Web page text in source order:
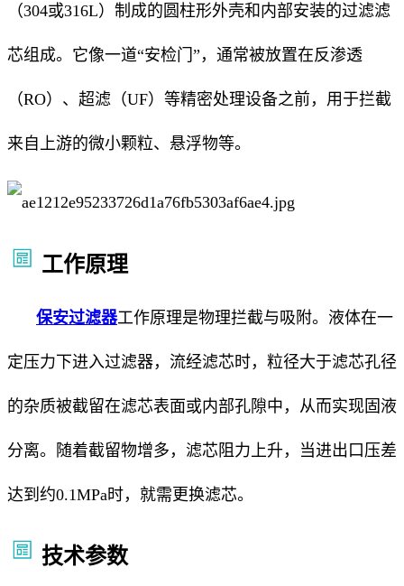
（304或316L）制成的圆柱形外壳和内部安装的过滤滤
芯组成。它像一道“安检门”，通常被放置在反渗透
（RO）、超滤（UF）等精密处理设备之前，用于拦截
来自上游的微小颗粒、悬浮物等。
工作原理
保安过滤器工作原理是物理拦截与吸附。液体在一
定压力下进入过滤器，流经滤芯时，粒径大于滤芯孔径
的杂质被截留在滤芯表面或内部孔隙中，从而实现固液
分离。随着截留物增多，滤芯阻力上升，当进出口压差
达到约0.1MPa时，就需更换滤芯。
技术参数